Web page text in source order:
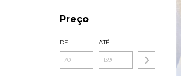
Preço
DE ATÉ